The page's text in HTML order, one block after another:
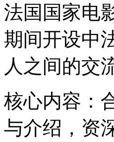
法国国家电
期间开设中
人之间的交
核心内容：
与介绍，资